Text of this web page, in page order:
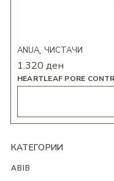
HEARTLEAF PORE
ANUA ЧИСТАЧИ
1.320 ден
КАТЕГОРИИ
ABIB